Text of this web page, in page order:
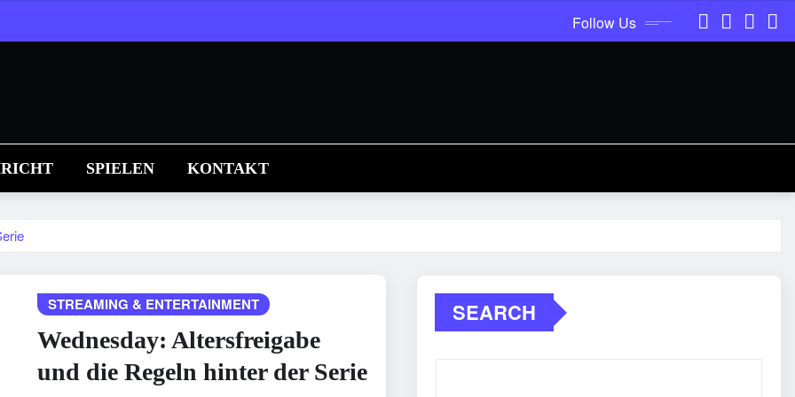
Follow Us
SPIELEN KONTAKT
STREAMING & ENTERTAINMENT
Wednesday: Altersfreigabe
und die Regeln hinter der Serie
SEARCH